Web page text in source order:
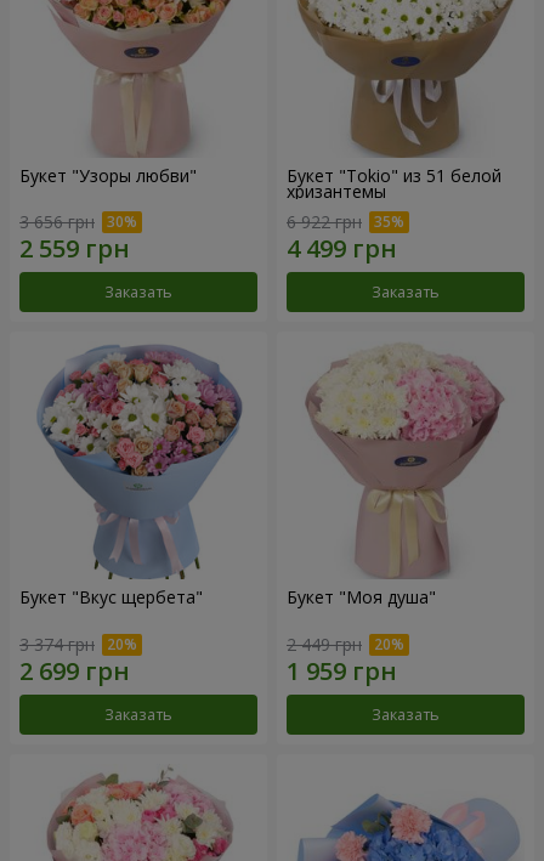
Букет "Узоры любви"
3 656 грн
Заказать
Букет "Tokio" из 51 белой
хризантемы
6 922 грн
Заказать
Букет "Вкус щербета"
3 374 грн
Заказать
Букет "Моя душа"
2 449 грн
Заказать